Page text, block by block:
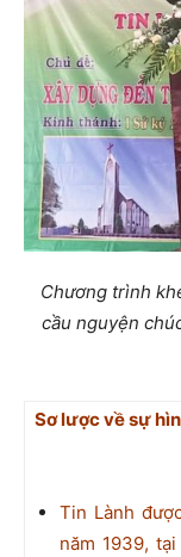
Chương trình
cầu nguyện
Sơ lược về sự
Tin Lành
năm 1939,